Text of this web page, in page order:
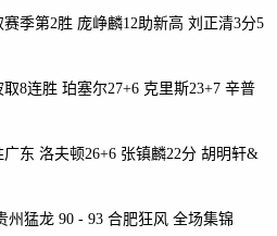
季第2胜 庞峥麟12助新高 刘正清3分5
8连胜 珀塞尔27+6 克里斯23+7 辛普
广东 洛夫顿26+6 张镇麟22分 胡明轩&
州猛龙 90 - 93 合肥狂风 全场集锦